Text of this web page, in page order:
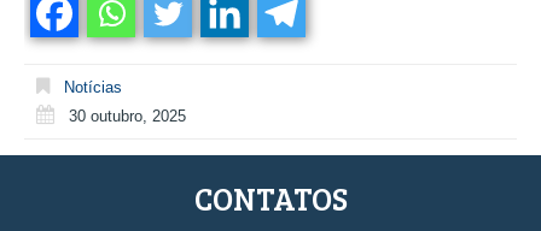
Notícias
30 outubro, 2025
CONTATOS